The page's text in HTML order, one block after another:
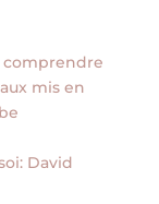
comprendre
mis en
David